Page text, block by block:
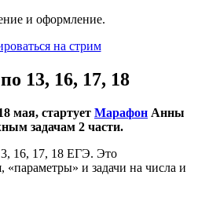
и оформление.
на стрим
13, 16, 17, 18
мая, стартует Марафон Анны
задачам 2 части.
16, 17, 18 ЕГЭ. Это
«параметры» и задачи на числа и